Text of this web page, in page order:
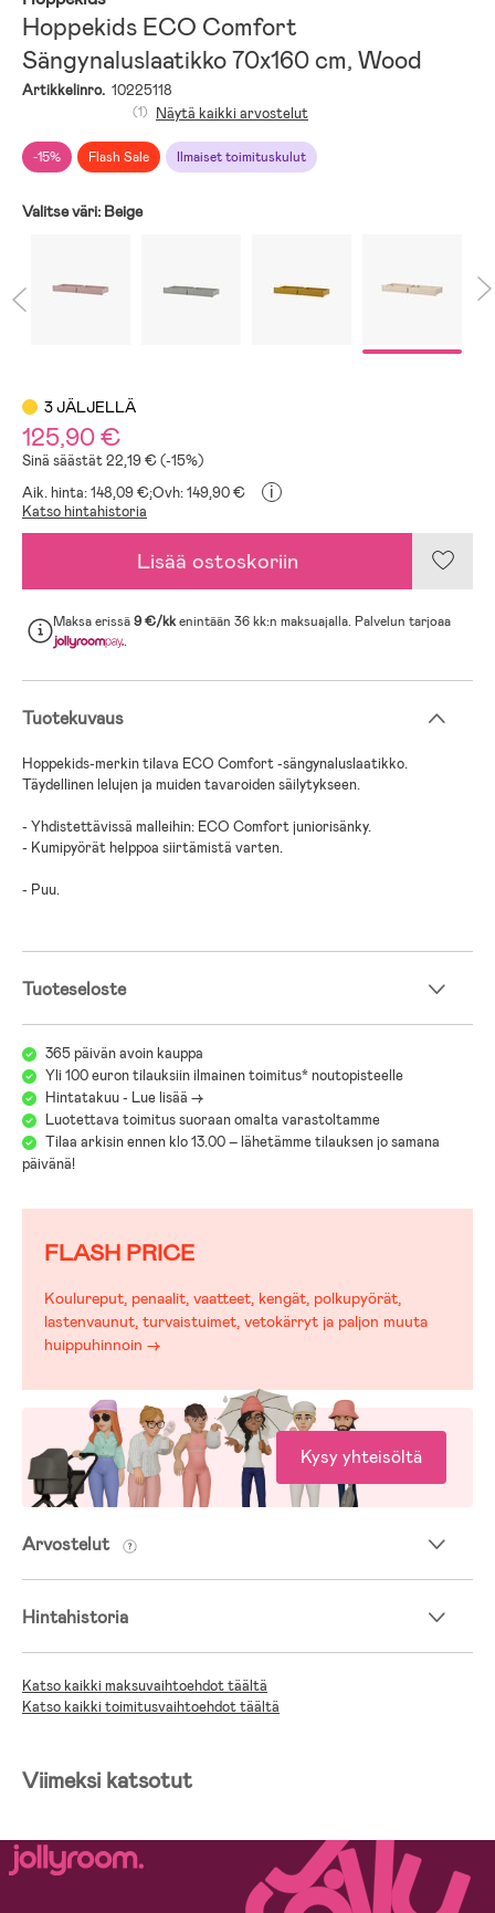
Hoppekids ECO Comfort
Sängynaluslaatikko 70x160 cm, Wood
Artikkelinro. 10225118
-15% Flash Sale Ilmaiset toimituskulut
(1) Näytä kaikki arvostelut
Valitse väri: Beige
3 JÄLJELLÄ
125,90 €
Sinä säästät 22,19 € (-15%)
Aik. hinta: 148,09 €;Ovh: 149,90 € i
Katso hintahistoria
Lisää ostoskoriin
Maksa erissä9 €/kkenintään 36 kk:n maksuajalla. Palvelun tarjoaa
.
Tuotekuvaus
Hoppekids-merkin tilava ECO Comfort -sängynaluslaatikko.
Täydellinen lelujen ja muiden tavaroiden säilytykseen.
- Yhdistettävissä malleihin: ECO Comfort juniorisänky.
- Kumipyörät helppoa siirtämistä varten.
- Puu.
Tuoteseloste
365 päivän avoin kauppa
Yli 100 euron tilauksiin ilmainen toimitus* noutopisteelle
Hintatakuu - Lue lisää ->
Luotettava toimitus suoraan omalta varastoltamme
Tilaa arkisin ennen klo 13.00 – lähetämme tilauksen jo samana
päivänä!
FLASH PRICE
Koulureput, penaalit, vaatteet, kengät, polkupyörät,
lastenvaunut, turvaistuimet, vetokärryt ja paljon muuta
huippuhinnoin →
Kysy yhteisöltä
Arvostelut
Hintahistoria
Katso kaikki maksuvaihtoehdot täältä
Katso kaikki toimitusvaihtoehdot täältä
Viimeksi katsotut